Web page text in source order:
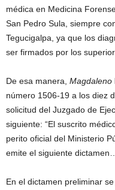
médica en Medicina
San Pedro Sula, siempre
Tegucigalpa, ya que los
ser firmados por los
De esa manera, Magdaleno
número 1506-19 a los diez
solicitud del Juzgado de
siguiente: “El suscrito
perito oficial del Ministerio
emite el siguiente
En el dictamen preliminar